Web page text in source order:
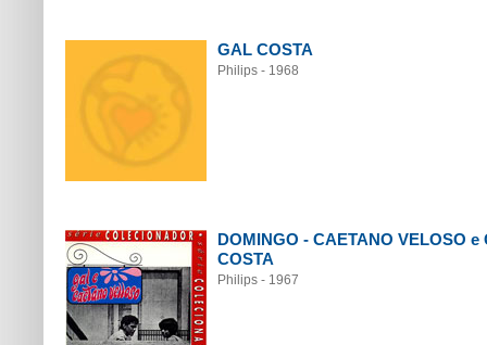
GAL COSTA
Philips - 1968
DOMINGO - CAETANO VELOSO e
COSTA
Philips - 1967